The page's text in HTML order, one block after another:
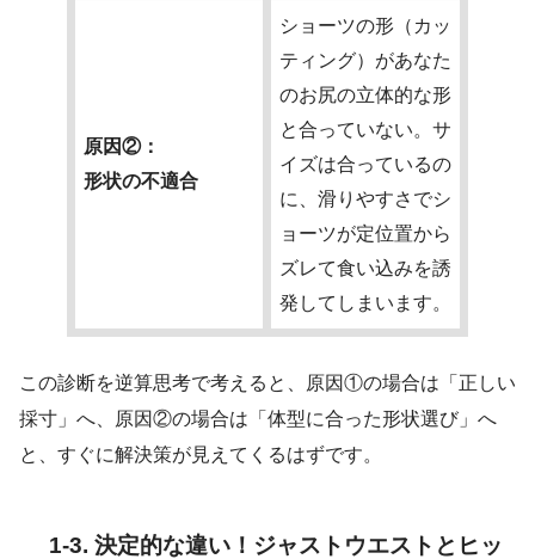
原因②：
形状の不適合
ショーツの形（カッ
ティング）があなた
のお尻の立体的な形
と合っていない。サ
イズは合っているの
に、滑りやすさでシ
ョーツが定位置から
ズレて食い込みを誘
発してしまいます。
この診断を逆算思考で考えると、原因①の場合は「正しい
採寸」へ、原因②の場合は「体型に合った形状選び」へ
と、すぐに解決策が見えてくるはずです。
1-3. 決定的な違い！ジャストウエストとヒッ